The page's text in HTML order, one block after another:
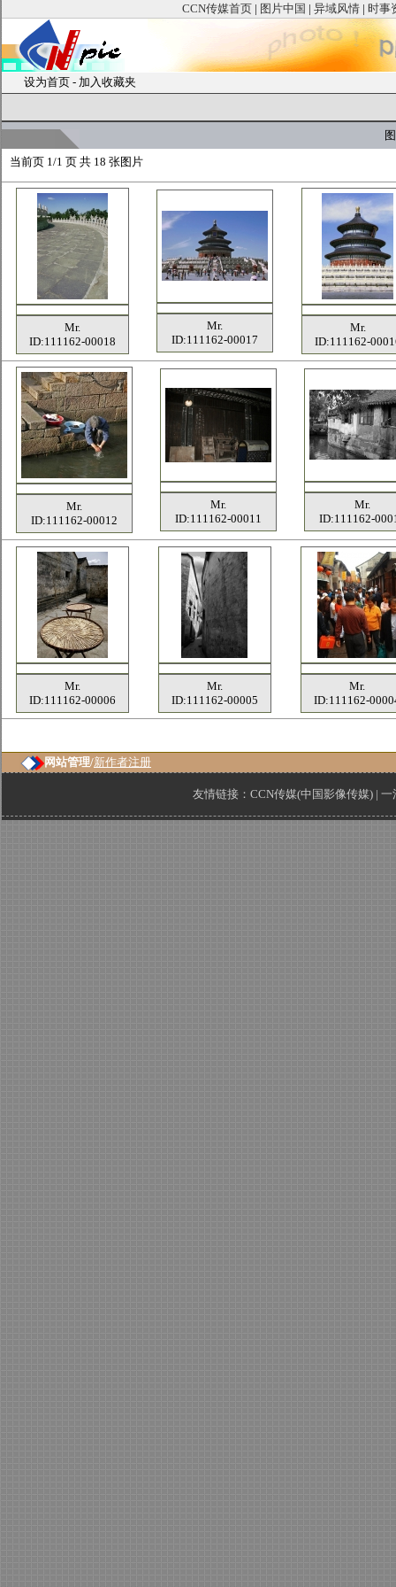
CCN传媒首页 | 图片中国 | 异域风情 | 时事
设为首页 - 加入收藏夹
图
当前页 1/1 页 共 18 张图片
Mr.
ID:111162-00018
Mr.
ID:111162-00017
Mr.
ID:111162-
Mr.
ID:111162-00012
Mr.
ID:111162-00011
Mr.
ID:111162-
Mr.
ID:111162-00006
Mr.
ID:111162-00005
Mr.
ID:111162-
网站管理/新作者注册
友情链接： CCN传媒(中国影像传媒) | 一